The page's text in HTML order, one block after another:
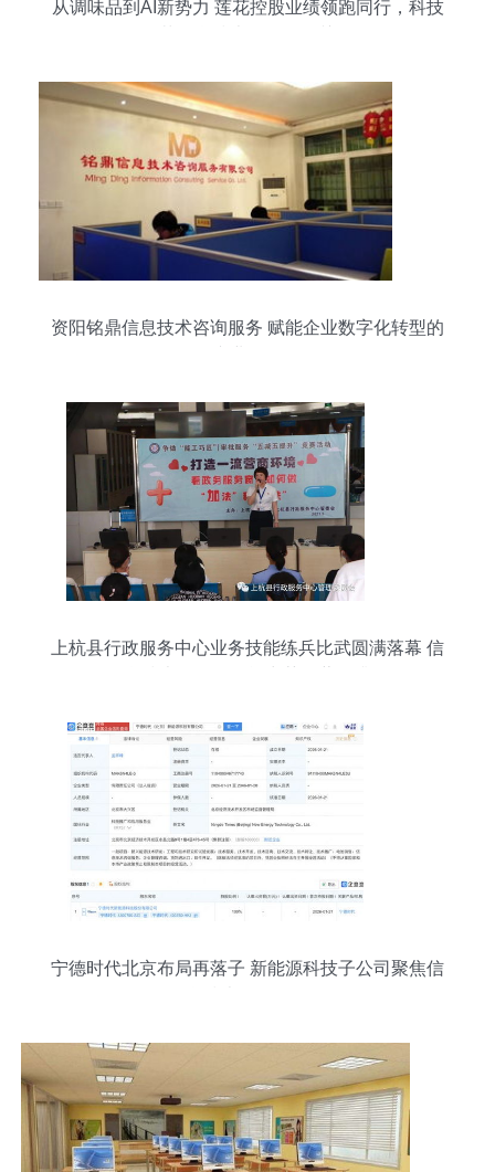
从调味品到AI新势力 莲花控股业绩领跑同行，科技
资阳铭鼎信息技术咨询服务 赋能企业数字化转型的
上杭县行政服务中心业务技能练兵比武圆满落幕 信
宁德时代北京布局再落子 新能源科技子公司聚焦信